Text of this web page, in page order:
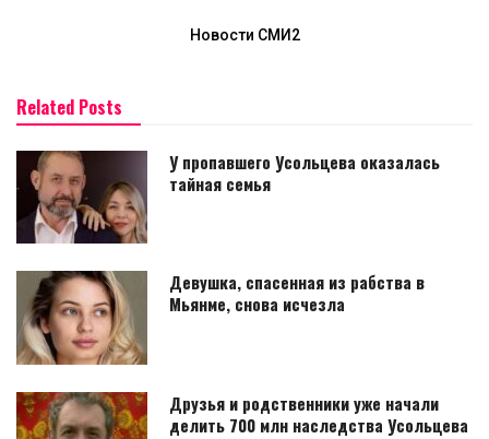
Новости СМИ2
Related Posts
У пропавшего Усольцева оказалась
тайная семья
Девушка, спасенная из рабства в
Мьянме, снова исчезла
Друзья и родственники уже начали
делить 700 млн наследства Усольцева